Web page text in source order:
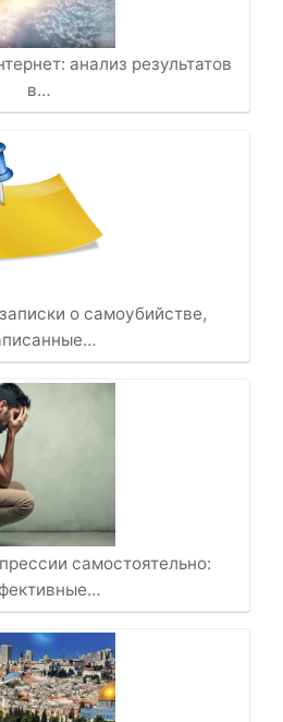
анализ результатов
в…
о самоубийстве,
самостоятельно: